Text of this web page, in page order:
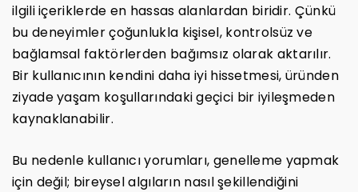
ilgili içeriklerde en hassas alanlardan biridir. Çünkü
bu deneyimler çoğunlukla kişisel, kontrolsüz ve
bağlamsal faktörlerden bağımsız olarak aktarılır.
Bir kullanıcının kendini daha iyi hissetmesi, üründen
ziyade yaşam koşullarındaki geçici bir iyileşmeden
kaynaklanabilir.
Bu nedenle kullanıcı yorumları, genelleme yapmak
için değil; bireysel algıların nasıl şekillendiğini